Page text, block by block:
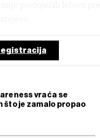
vraća se
što je zamalo propao